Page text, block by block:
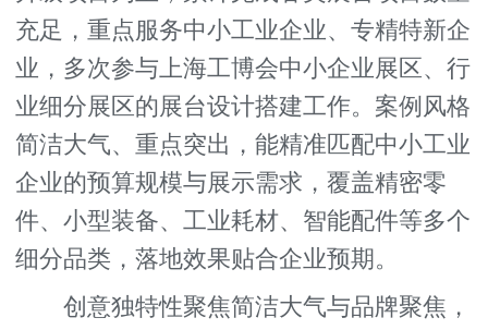
充足，重点服务中小工业企业、专精特新企
业，多次参与上海工博会中小企业展区、行
业细分展区的展台设计搭建工作。案例风格
简洁大气、重点突出，能精准匹配中小工业
企业的预算规模与展示需求，覆盖精密零
件、小型装备、工业耗材、智能配件等多个
细分品类，落地效果贴合企业预期。
创意独特性聚焦简洁大气与品牌聚焦，